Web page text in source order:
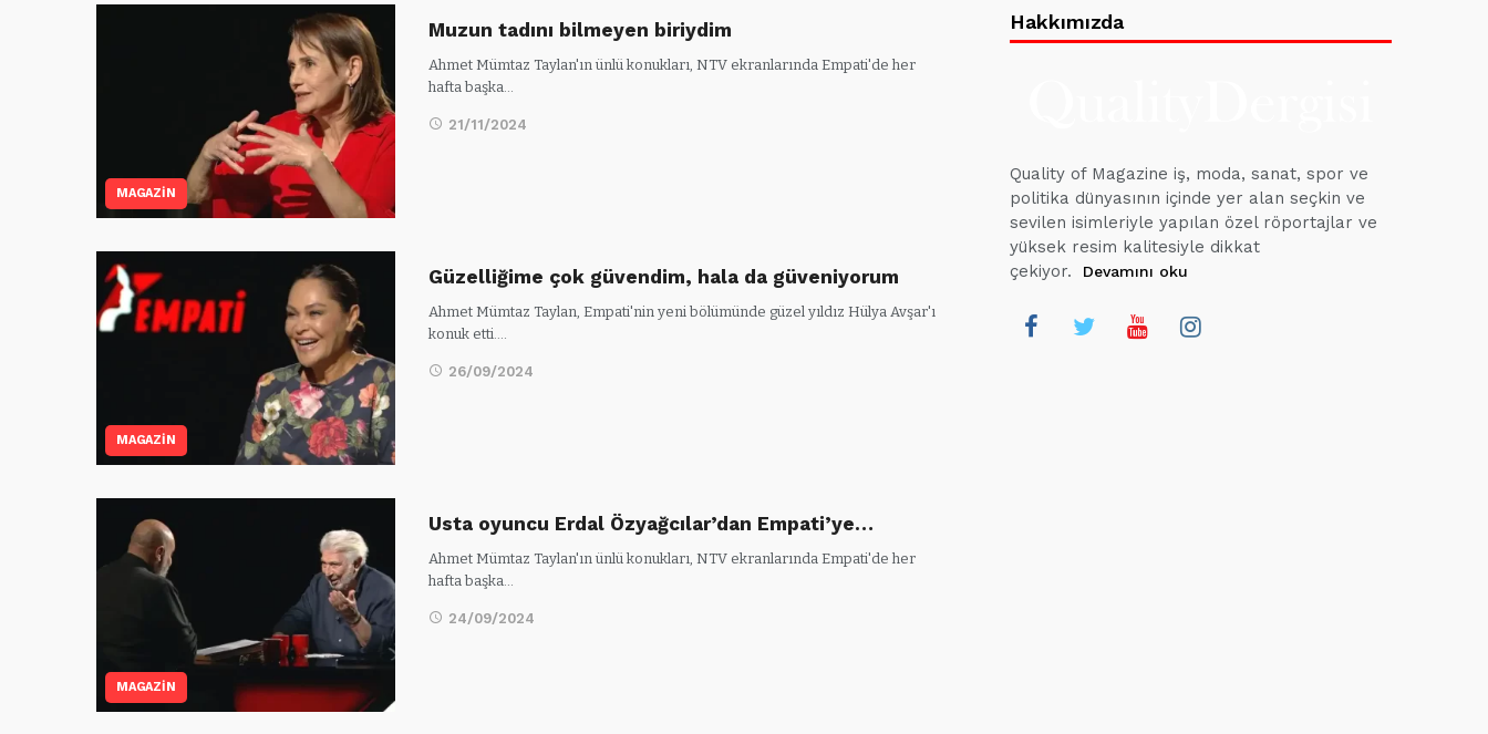
MAGAZİN
Muzun tadını bilmeyen biriydim
Ahmet Mümtaz Taylan'ın ünlü konukları, NTV ekranlarında Empati'de her
hafta başka…
21/11/2024
MAGAZİN
Güzelliğime çok güvendim, hala da güveniyorum
Ahmet Mümtaz Taylan, Empati'nin yeni bölümünde güzel yıldız Hülya Avşar'ı
konuk etti.…
26/09/2024
MAGAZİN
Usta oyuncu Erdal Özyağcılar’dan Empati’ye…
Ahmet Mümtaz Taylan'ın ünlü konukları, NTV ekranlarında Empati'de her
hafta başka…
24/09/2024
Hakkımızda
Quality of Magazine iş, moda, sanat, spor ve
politika dünyasının içinde yer alan seçkin ve
sevilen isimleriyle yapılan özel röportajlar ve
yüksek resim kalitesiyle dikkat
çekiyor.
Devamını oku